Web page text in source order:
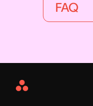
FAQ
Asana